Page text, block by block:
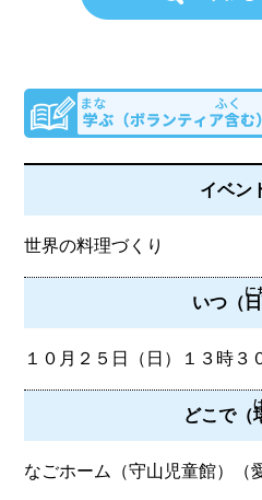
イベン
世界の料理づくり
いつ（
に
１０月２５日（日）１３時３
どこで（
なごホーム（守山児童館）（